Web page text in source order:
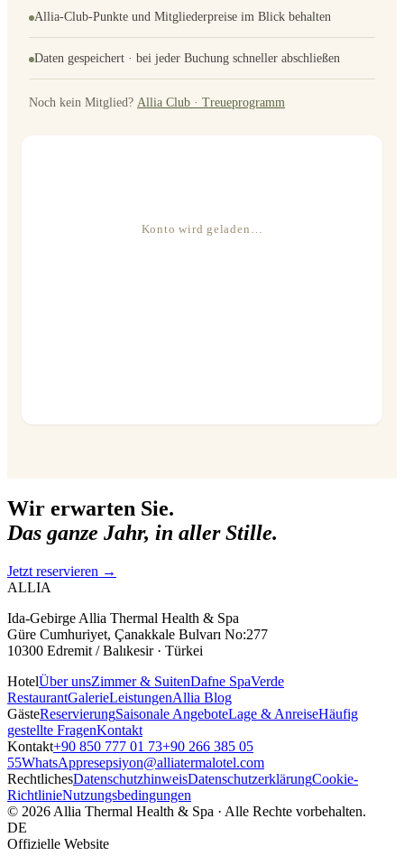
Allia-Club-Punkte und Mitgliederpreise im Blick behalten
Daten gespeichert · bei jeder Buchung schneller abschließen
Noch kein Mitglied? Allia Club · Treueprogramm
Konto wird geladen…
Wir erwarten Sie.
Das ganze Jahr, in aller Stille.
Jetzt reservieren →
ALLIA
Ida-Gebirge Allia Thermal Health & Spa
Güre Cumhuriyet, Çanakkale Bulvarı No:277
10300 Edremit / Balıkesir · Türkei
HotelÜber unsZimmer & SuitenDafne SpaVerde
RestaurantGalerieLeistungenAllia Blog
GästeReservierungSaisonale AngeboteLage & AnreiseHäufig
gestellte FragenKontakt
Kontakt+90 850 777 01 73+90 266 385 05
55WhatsAppresepsiyon@alliatermalotel.com
RechtlichesDatenschutzhinweisDatenschutzerklärungCookie-
RichtlinieNutzungsbedingungen
© 2026 Allia Thermal Health & Spa · Alle Rechte vorbehalten.
DE
Offizielle Website